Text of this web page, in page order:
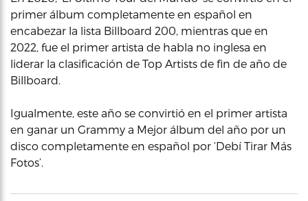
primer álbum completamente en español en
encabezar la lista Billboard 200, mientras que en
2022, fue el primer artista de habla no inglesa en
liderar la clasificación de Top Artists de fin de año de
Billboard.
Igualmente, este año se convirtió en el primer artista
en ganar un Grammy a Mejor álbum del año por un
disco completamente en español por ‘Debí Tirar Más
Fotos’.